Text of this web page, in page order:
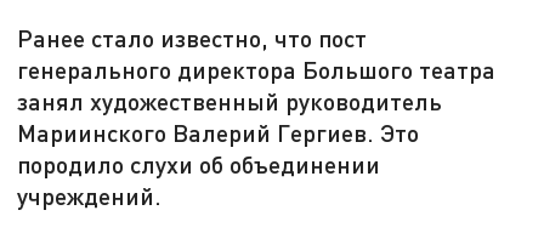
Ранее стало известно, что пост
генерального директора Большого театра
занял художественный руководитель
Мариинского Валерий Гергиев. Это
породило слухи об объединении
учреждений.